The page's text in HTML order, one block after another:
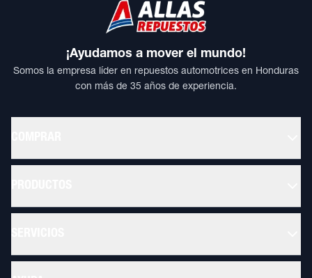
¡Ayudamos a mover el mundo!
Somos la empresa líder en repuestos automotrices en Honduras
con más de 35 años de experiencia.